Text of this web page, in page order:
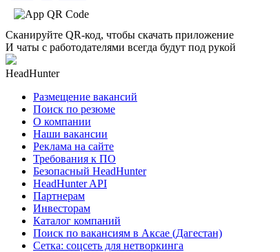
Сканируйте QR-код, чтобы скачать приложение
И чаты с работодателями всегда будут под рукой
HeadHunter
Размещение вакансий
Поиск по резюме
О компании
Наши вакансии
Реклама на сайте
Требования к ПО
Безопасный HeadHunter
HeadHunter API
Партнерам
Инвесторам
Каталог компаний
Поиск по вакансиям в Аксае (Дагестан)
Сетка: соцсеть для нетворкинга